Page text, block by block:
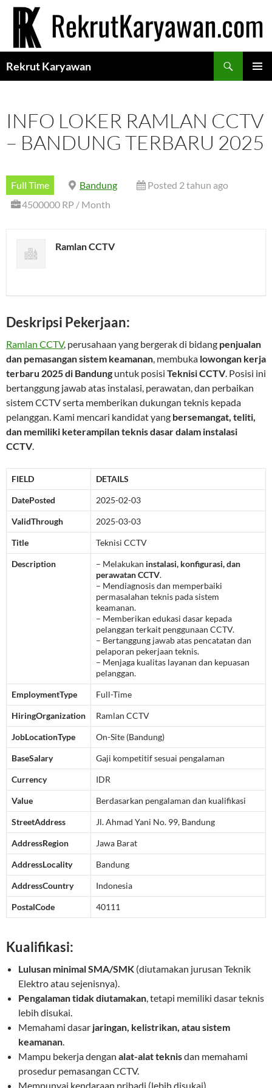
Langsung
Rekrut Karyawan
INFO LOKER RAMLAN CCTV
– BANDUNG TERBARU 2025
Full Time Bandung
Posted 2 tahun ago
4500000 RP / Month
Ramlan CCTV
Deskripsi Pekerjaan:
Ramlan CCTV, perusahaan yang bergerak di bidang penjualan
dan pemasangan sistem keamanan, membuka lowongan kerja
terbaru 2025 di Bandung untuk posisi Teknisi CCTV. Posisi ini
bertanggung jawab atas instalasi, perawatan, dan perbaikan
sistem CCTV serta memberikan dukungan teknis kepada
pelanggan. Kami mencari kandidat yang bersemangat, teliti,
dan memiliki keterampilan teknis dasar dalam instalasi
CCTV.
FIELD DETAILS
DatePosted 2025-02-03
ValidThrough 2025-03-03
Title Teknisi CCTV
Description – Melakukan instalasi, konfigurasi, dan
perawatan CCTV.
– Mendiagnosis dan memperbaiki
permasalahan teknis pada sistem
keamanan.
– Memberikan edukasi dasar kepada
pelanggan terkait penggunaan CCTV.
– Bertanggung jawab atas pencatatan dan
pelaporan pekerjaan teknis.
– Menjaga kualitas layanan dan kepuasan
pelanggan.
EmploymentType Full-Time
HiringOrganization Ramlan CCTV
JobLocationType On-Site (Bandung)
BaseSalary Gaji kompetitif sesuai pengalaman
Currency IDR
Value Berdasarkan pengalaman dan kualifikasi
StreetAddress Jl. Ahmad Yani No. 99, Bandung
AddressRegion Jawa Barat
AddressLocality Bandung
AddressCountry Indonesia
PostalCode 40111
Kualifikasi:
Lulusan minimal SMA/SMK (diutamakan jurusan Teknik
Elektro atau sejenisnya).
Pengalaman tidak diutamakan, tetapi memiliki dasar teknis
lebih disukai.
Memahami dasar jaringan, kelistrikan, atau sistem
keamanan.
Mampu bekerja dengan alat-alat teknisdan memahami
prosedur pemasangan CCTV.
Mempunyai kendaraan pribadi (lebih disukai).